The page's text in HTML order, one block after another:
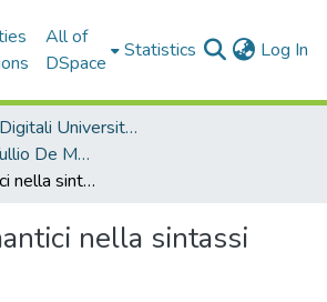
All of
DSpace
Statistics Log In
Collezioni Digitali Università della Calabria
Sala di ricerca "Tullio De Mauro"
Aspetti semantici nella sintassi
nella sintassi